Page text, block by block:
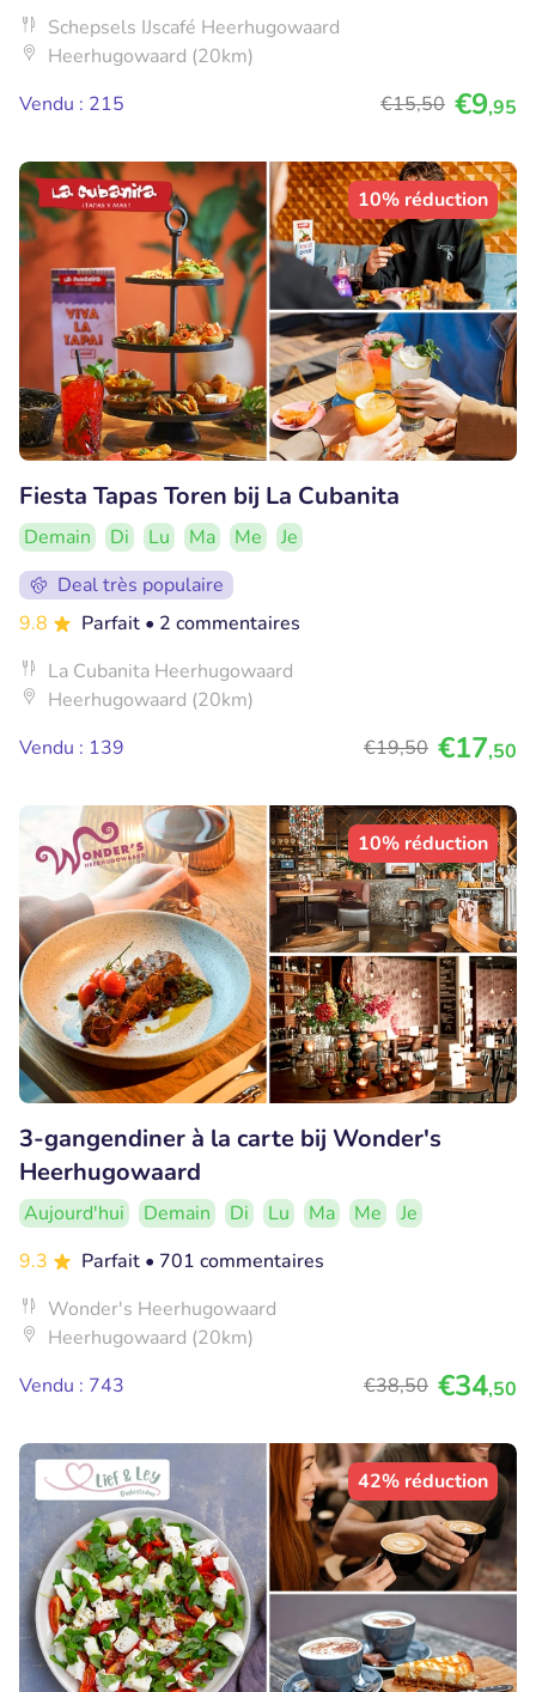
Schepsels IJscafé Heerhugowaard
Heerhugowaard (20km)
Vendu : 215
€15,50 €9,95
10% réduction
Fiesta Tapas Toren bij La Cubanita
Demain Di Lu Ma Me
Je
Deal très populaire
9.8
Parfait • 2 commentaires
La Cubanita Heerhugowaard
Heerhugowaard (20km)
Vendu : 139
€19,50 €17,50
10% réduction
3-gangendiner à la carte bij Wonder's
Heerhugowaard
Aujourd'hui Demain Di Lu Ma Me
Je
9.3
Parfait • 701 commentaires
Wonder's Heerhugowaard
Heerhugowaard (20km)
Vendu : 743
€38,50 €34,50
42% réduction